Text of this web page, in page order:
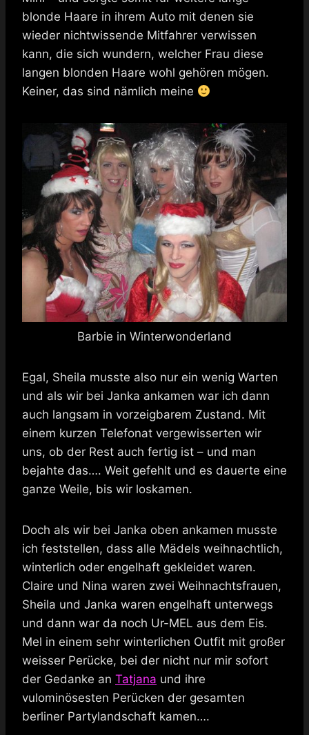
blonde Haare in ihrem Auto mit denen sie
wieder nichtwissende Mitfahrer verwissen
kann, die sich wundern, welcher Frau diese
langen blonden Haare wohl gehören mögen.
Keiner, das sind nämlich meine
Barbie in Winterwonderland
Egal, Sheila musste also nur ein wenig Warten
und als wir bei Janka ankamen war ich dann
auch langsam in vorzeigbarem Zustand. Mit
einem kurzen Telefonat vergewisserten wir
uns, ob der Rest auch fertig ist – und man
bejahte das…. Weit gefehlt und es dauerte eine
ganze Weile, bis wir loskamen.
Doch als wir bei Janka oben ankamen musste
ich feststellen, dass alle Mädels weihnachtlich,
winterlich oder engelhaft gekleidet waren.
Claire und Nina waren zwei Weihnachtsfrauen,
Sheila und Janka waren engelhaft unterwegs
und dann war da noch Ur-MEL aus dem Eis.
Mel in einem sehr winterlichen Outfit mit großer
weisser Perücke, bei der nicht nur mir sofort
der Gedanke an Tatjana und ihre
vulominösesten Perücken der gesamten
berliner Partylandschaft kamen….